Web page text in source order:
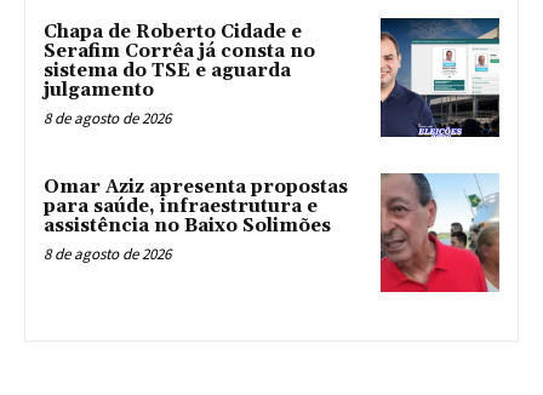
Chapa de Roberto Cidade e
Serafim Corrêa já consta no
sistema do TSE e aguarda
julgamento
8 de agosto de 2026
Omar Aziz apresenta propostas
para saúde, infraestrutura e
assistência no Baixo Solimões
8 de agosto de 2026